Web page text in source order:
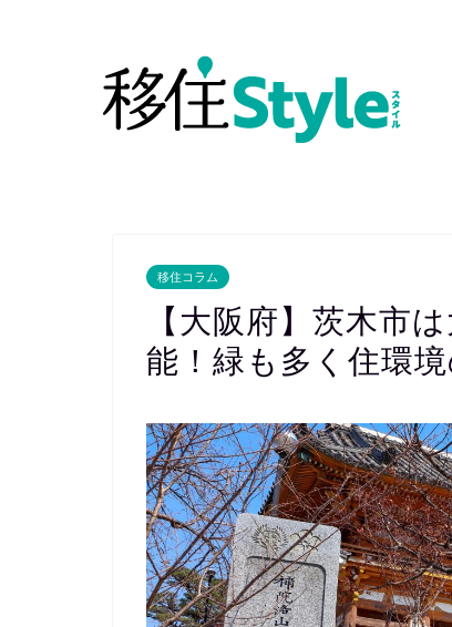
移住コラム
【大阪府】茨木市
能！緑も多く住環